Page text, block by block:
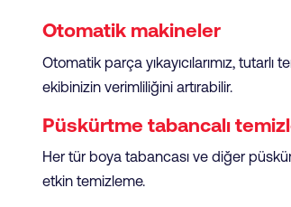
Otomatik makineler
Otomatik parça yıkayıcılarımız, tutarlı
ekibinizin verimliliğini artırabilir.
Püskürtme tabancalı
Her tür boya tabancası ve diğer
etkin temizleme.